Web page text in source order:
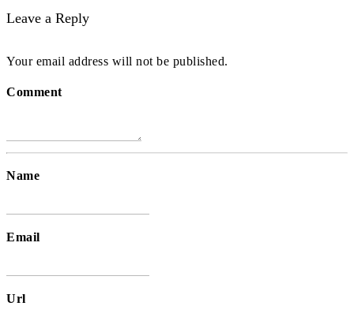
Leave a Reply
Your email address will not be published.
Comment
Name
Email
Url